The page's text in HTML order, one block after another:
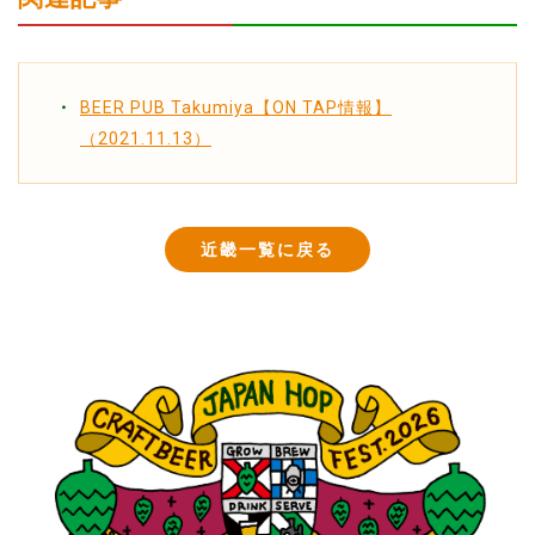
BEER PUB Takumiya【ON TAP情報】
（2021.11.13）
近畿一覧に戻る